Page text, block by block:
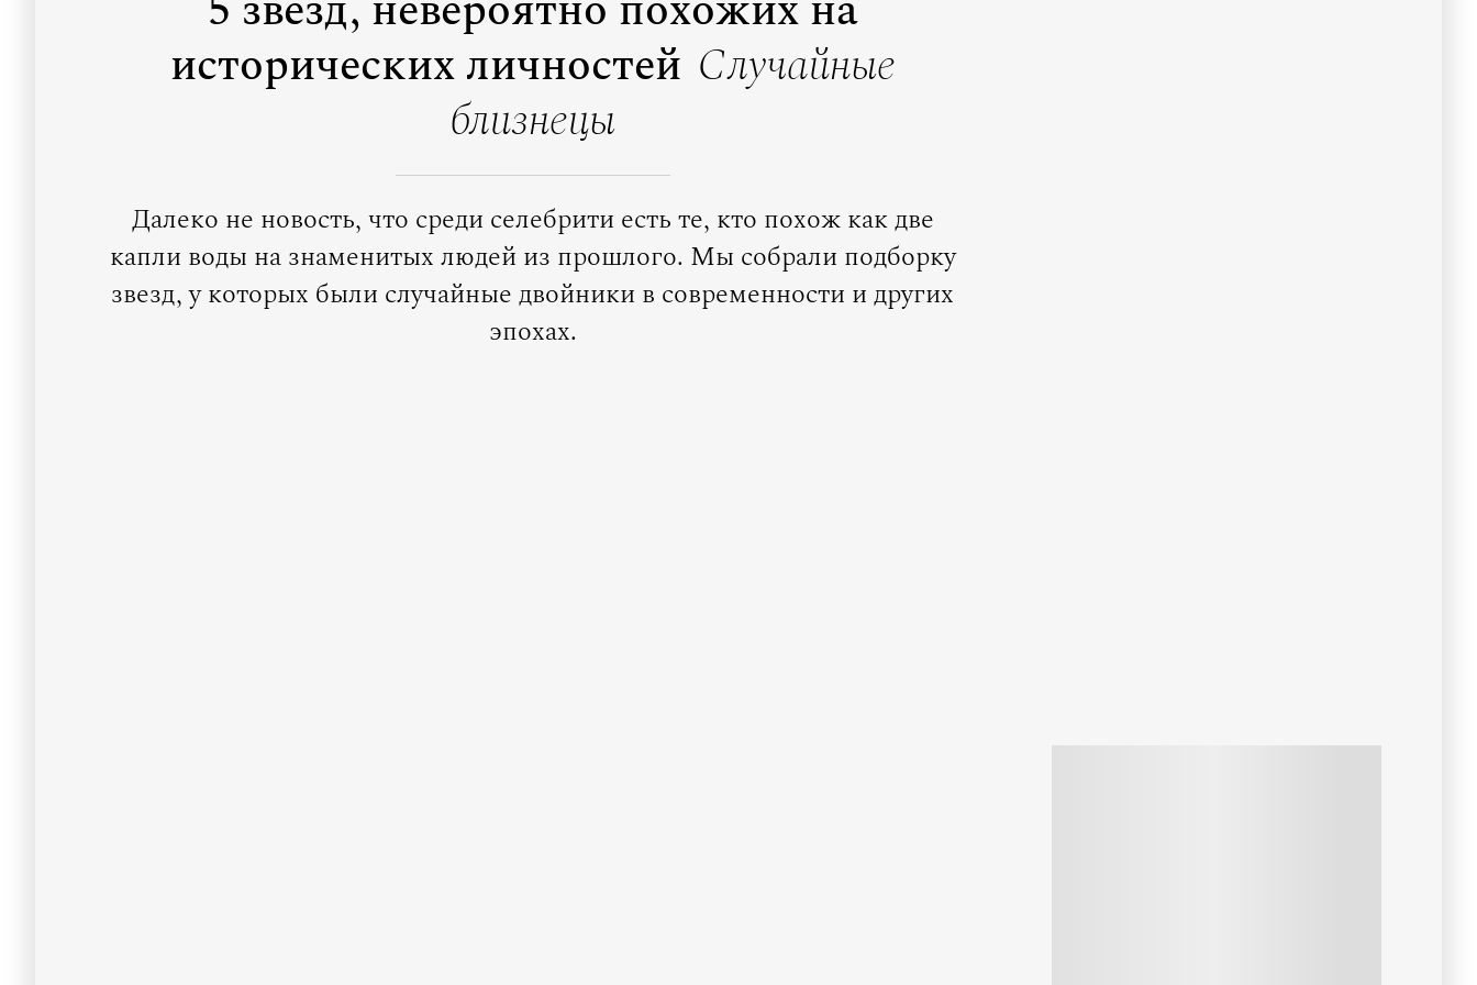
исторических личностей Случайные
близнецы
Далеко не новость, что среди селебрити есть те, кто похож как две
капли воды на знаменитых людей из прошлого. Мы собрали подборку
звезд, у которых были случайные двойники в современности и других
эпохах.